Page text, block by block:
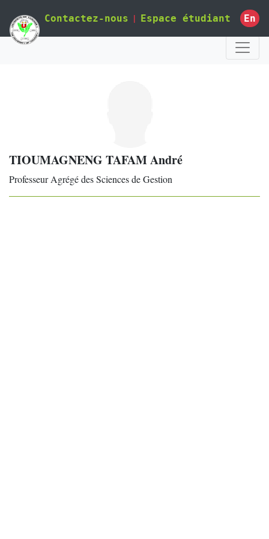
Contactez-nous | Espace étudiant En
TIOUMAGNENG TAFAM André
Professeur Agrégé des Sciences de Gestion